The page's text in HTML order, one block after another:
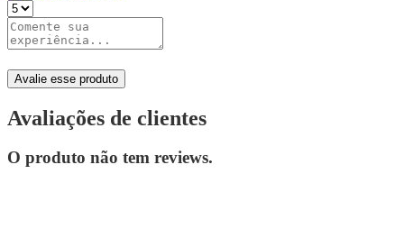
Avalie esse produto
Avaliações de clientes
O produto não tem reviews.